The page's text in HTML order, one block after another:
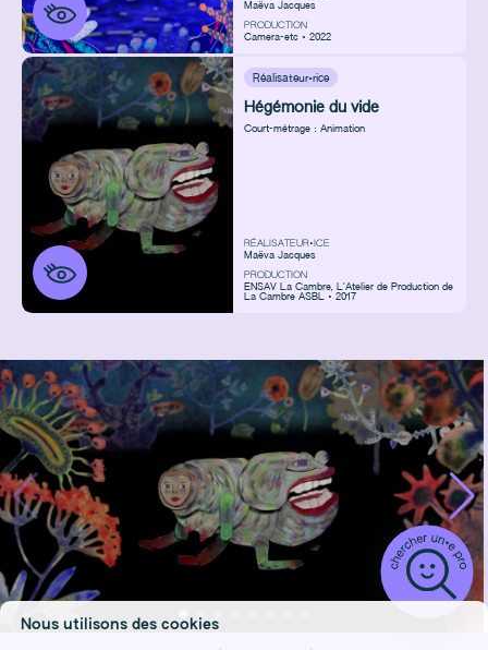
Maëva Jacques
PRODUCTION
Camera-etc • 2022
Réalisateur·rice
Hégémonie du vide
Court-métrage : Animation
RÉALISATEUR•ICE
Maëva Jacques
PRODUCTION
ENSAV La Cambre, L'Atelier de Production de
La Cambre ASBL • 2017
Nous utilisons des cookies